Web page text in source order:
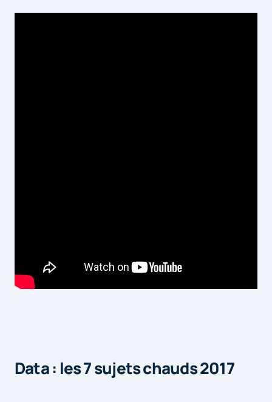
Data : les 7 sujets chauds 2017